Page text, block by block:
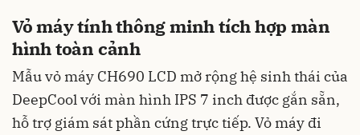
Vỏ máy tính thông minh tích hợp màn
hình toàn cảnh
Mẫu vỏ máy CH690 LCD mở rộng hệ sinh thái của
DeepCool với màn hình IPS 7 inch được gắn sẵn,
hỗ trợ giám sát phần cứng trực tiếp. Vỏ máy đi